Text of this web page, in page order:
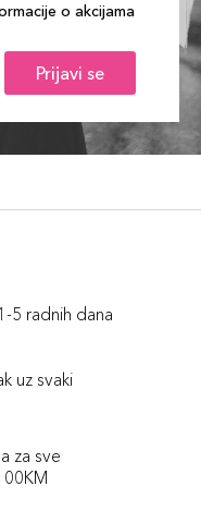
o akcijama
Prijavi se
5 radnih dana
uz svaki
za sve